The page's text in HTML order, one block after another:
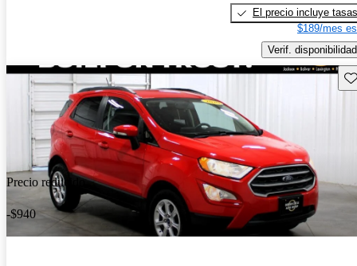
El precio incluye tasas
$189/mes
Verif. disponibilidad
Precio reducido
-$940